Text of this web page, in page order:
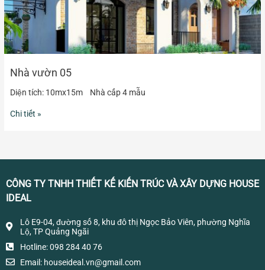
Nhà vườn 05
Diện tích: 10mx15m Nhà cấp 4 mẫu
Chi tiết »
CÔNG TY TNHH THIẾT KẾ KIẾN TRÚC VÀ XÂY DỰNG HOUSE
IDEAL
Lô E9-04, đường số 8, khu đô thị Ngọc Bảo Viên, phường Nghĩa
Lộ, TP Quảng Ngãi
Hotline: 098 284 40 76
Email: houseideal.vn@gmail.com